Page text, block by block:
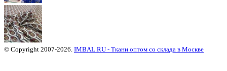
© Copyright 2007-2026. IMBAL.RU - Ткани оптом со склада в Москве